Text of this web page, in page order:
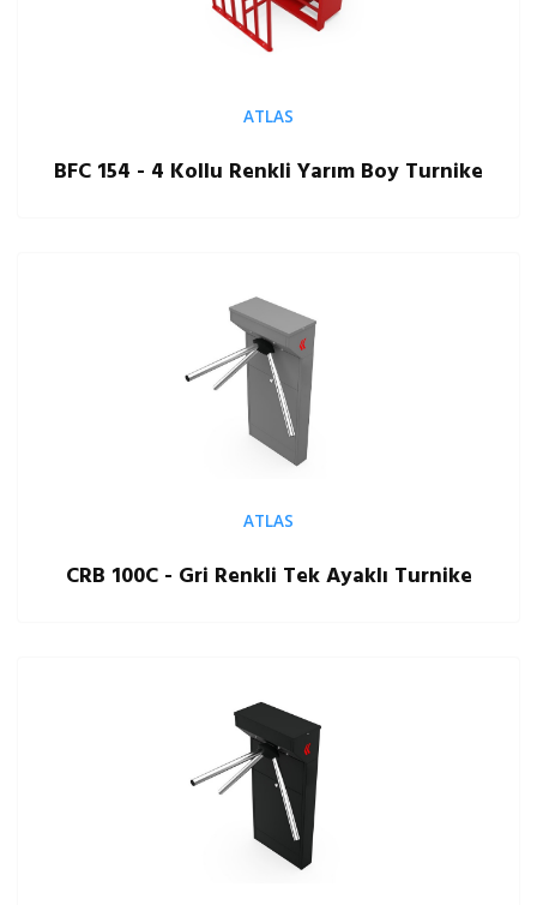
ATLAS
BFC 154 - 4 Kollu Renkli Yarım Boy Turnike
ATLAS
CRB 100C - Gri Renkli Tek Ayaklı Turnike